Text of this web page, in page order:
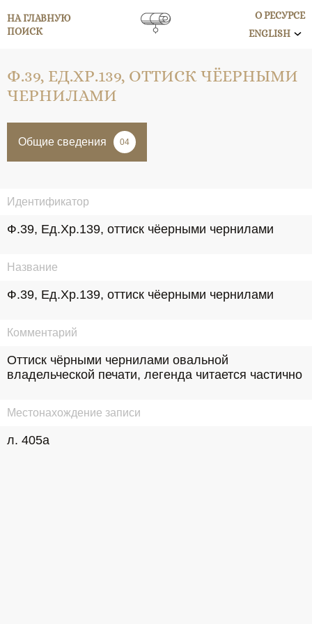
НА ГЛАВНУЮ
ПОИСК
О РЕСУРСЕ
ENGLISH
Ф.39, ЕД.ХР.139, ОТТИСК ЧЁЕРНЫМИ
ЧЕРНИЛАМИ
Общие сведения 04
Идентификатор
Ф.39, Ед.Хр.139, оттиск чёерными чернилами
Название
Ф.39, Ед.Хр.139, оттиск чёерными чернилами
Комментарий
Оттиск чёрными чернилами овальной
владельческой печати, легенда читается частично
Местонахождение записи
л. 405а